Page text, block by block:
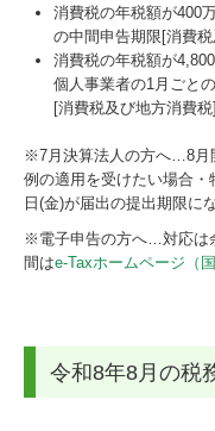
消費税の年税額が400
の中間申告期限[消費
消費税の年税額が
個人事業者の1月ごと
[消費税及び地方消費税]
※7月決算法人の方へ…8
例の適用を受けたい場合
日(金)が届出の提出期限に
※電子申告の方へ…対応は
間はe-Taxホームページ（国
令和8年8月の税